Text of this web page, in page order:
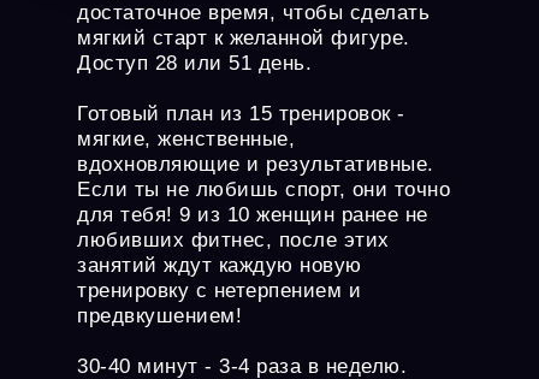
достаточное время, чтобы сделать
мягкий старт к желанной фигуре.
Доступ 28 или 51 день.
Готовый план из 15 тренировок -
мягкие, женственные,
вдохновляющие и результативные.
Если ты не любишь спорт, они точно
для тебя! 9 из 10 женщин ранее не
любивших фитнес, после этих
занятий ждут каждую новую
тренировку с нетерпением и
предвкушением!
30-40 минут - 3-4 раза в неделю.